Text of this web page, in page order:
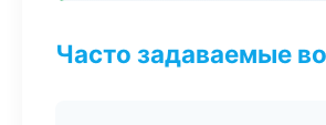
Часто задаваемые